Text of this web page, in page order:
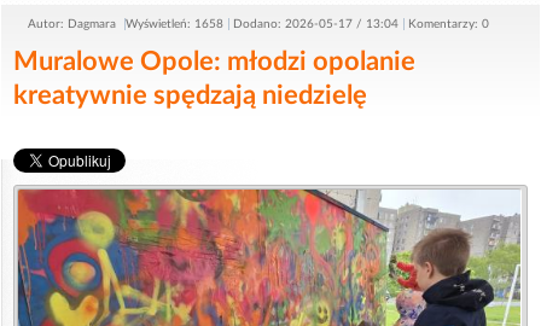
Autor: Dagmara Wyświetleń: 1658 Dodano: 2026-05-17 / 13:04 Komentarzy: 0
Muralowe Opole: młodzi opolanie
kreatywnie spędzają niedzielę